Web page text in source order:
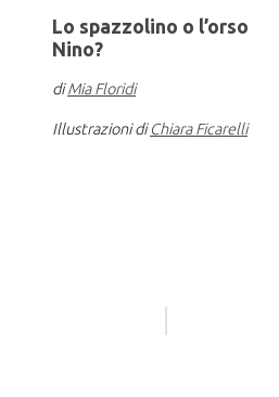
Lo spazzolino o l’orso
Nino?
diMia Floridi
Illustrazioni diChiara Ficarelli